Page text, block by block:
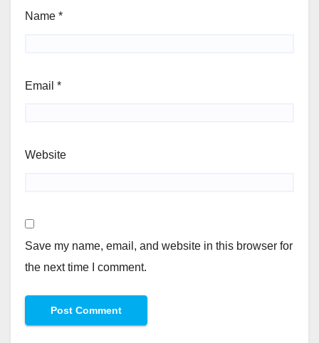
Name *
Email *
Website
Save my name, email, and website in this browser for
the next time I comment.